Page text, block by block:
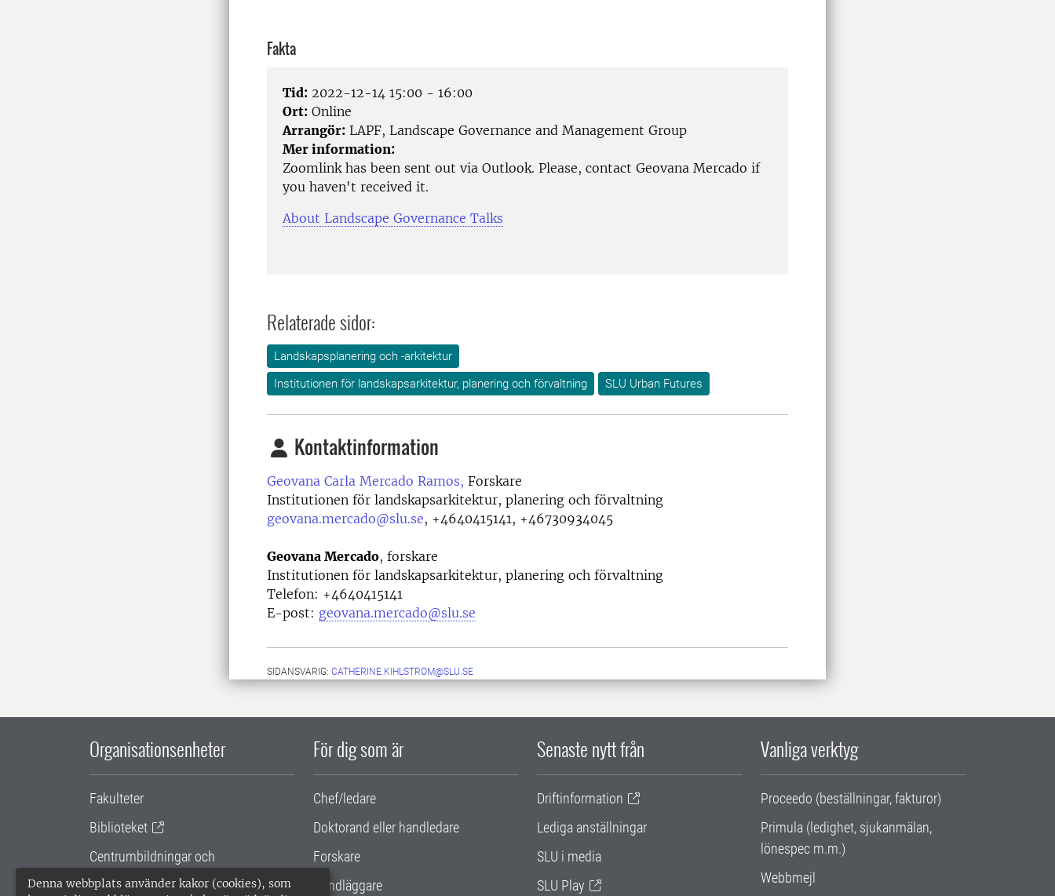
Denna webbplats använder kakor (cookies), som
Fakta
Tid: 2022-12-14 15:00 - 16:00
Ort: Online
Arrangör: LAPF, Landscape Governance and Management Group
Mer information:
Zoomlink has been sent out via Outlook. Please, contact Geovana Mercado if
you haven't received it.
About Landscape Governance Talks
Relaterade sidor:
Landskapsplanering och -arkitektur
Institutionen för landskapsarkitektur, planering och förvaltning
SLU Urban Futures
Kontaktinformation
Geovana Carla Mercado Ramos, Forskare
Institutionen för landskapsarkitektur, planering och förvaltning
geovana.mercado@slu.se, +4640415141, +46730934045
Geovana Mercado, forskare
Institutionen för landskapsarkitektur, planering och förvaltning
Telefon: +4640415141
E-post: geovana.mercado@slu.se
SIDANSVARIG: CATHERINE.KIHLSTROM@SLU.SE
Organisationsenheter
Fakulteter
Biblioteket
Centrumbildningar och
samarbetsprojekt
För dig som är
Chef/ledare
Doktorand eller handledare
Forskare
Handläggare
Senaste nytt från
Driftinformation
Lediga anställningar
SLU i media
SLU Play
Vanliga verktyg
Proceedo (beställningar, fakturor)
Primula (ledighet, sjukanmälan,
lönespec m.m.)
Webbmejl